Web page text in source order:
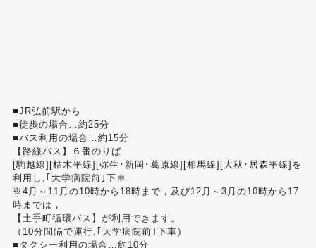
■JR弘前駅から
■徒歩の場合…約25分
■バス利用の場合…約15分
【路線バス】６番のりば
[駒越線][枯木平線][弥生･新岡･葛原線][相馬線][大秋･居森平線]を
利用し,｢大学病院前｣下車
※4月～11月の10時から18時まで，及び12月～3月の10時から17
時までは，
【土手町循環バス】が利用できます。
（10分間隔で運行,｢大学病院前｣下車）
■タクシー利用の場合…約10分